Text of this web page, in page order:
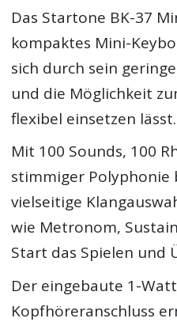
Das Startone BK-37
kompaktes Mini-
sich durch sein
und die Möglichkeit
flexibel einsetzen lässt.
Mit 100 Sounds, 100
stimmiger Polyphonie
vielseitige
wie Metronom,
Start das Spielen und
Der eingebaute 1-
Kopfhöreranschluss